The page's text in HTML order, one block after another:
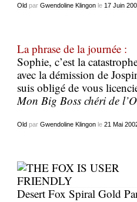
Oldpar Gwendoline Klingonle 17 Juin
La phrase de la journée :
Sophie, c’est la
avec la démission de
suis obligé de vous
Mon Big Boss chéri de
Oldpar Gwendoline Klingonle 21 Mai
Desert Fox Spiral Gold